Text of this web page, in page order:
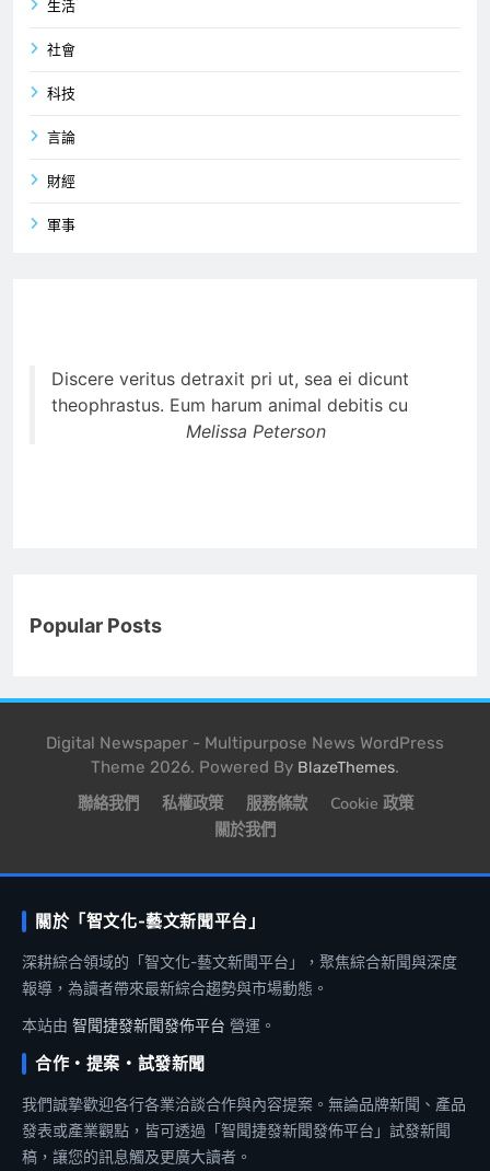
生活
社會
科技
言論
財經
軍事
Discere veritus detraxit pri ut, sea ei dicunt
theophrastus. Eum harum animal debitis cu
Melissa Peterson
Popular Posts
Digital Newspaper - Multipurpose News WordPress
Theme 2026. Powered By BlazeThemes.
聯絡我們 私權政策 服務條款
Cookie 政策
關於我們
關於「智文化-藝文新聞平台」
深耕綜合領域的「智文化-藝文新聞平台」，聚焦綜合新聞與深度
報導，為讀者帶來最新綜合趨勢與市場動態。
本站由 智聞捷發新聞發佈平台 營運。
合作・提案・試發新聞
我們誠摯歡迎各行各業洽談合作與內容提案。無論品牌新聞、產品
發表或產業觀點，皆可透過「智聞捷發新聞發佈平台」試發新聞
稿，讓您的訊息觸及更廣大讀者。